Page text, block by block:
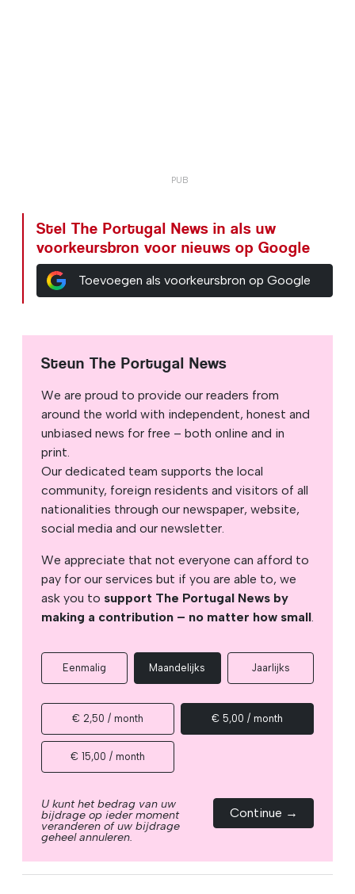
Stel The Portugal News in als uw
voorkeursbron voor nieuws op Google
Toevoegen als voorkeursbron op Google
Steun The Portugal News
We are proud to provide our readers from
around the world with independent, honest and
unbiased news for free – both online and in
print.
Our dedicated team supports the local
community, foreign residents and visitors of all
nationalities through our newspaper, website,
social media and our newsletter.
We appreciate that not everyone can afford to
pay for our services but if you are able to, we
ask you to support The Portugal News by
making a contribution – no matter how small.
Eenmalig Maandelijks Jaarlijks
€ 2,50 / month € 5,00 / month
€ 15,00 / month
U kunt het bedrag van uw
bijdrage op ieder moment
veranderen of uw bijdrage
geheel annuleren.
Continue →